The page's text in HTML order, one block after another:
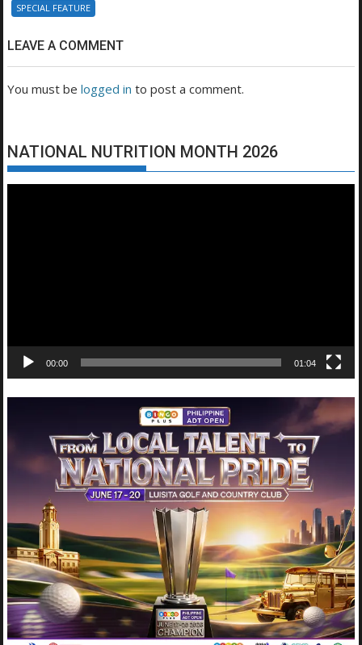
SPECIAL FEATURE
LEAVE A COMMENT
You must belogged in to post a comment.
NATIONAL NUTRITION MONTH 2026
00:00 01:04